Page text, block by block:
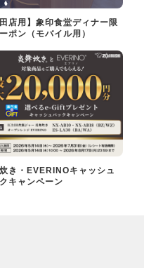
田店用】象印食堂ディナー限
ポン（モバイル用）
き・EVERINOキャッシュ
キャンペーン